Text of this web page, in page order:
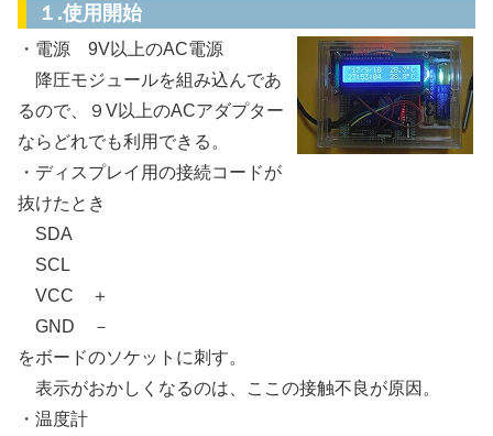
１.使用開始
・電源 9V以上のAC電源
降圧モジュールを組み込んであ
るので、９V以上のACアダプター
ならどれでも利用できる。
・ディスプレイ用の接続コードが
抜けたとき
SDA
SCL
VCC ＋
GND －
をボードのソケットに刺す。
表示がおかしくなるのは、ここの接触不良が原因。
・温度計